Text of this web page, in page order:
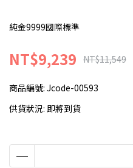
純金9999國際標準
NT$9,239 NT$11,549
商品編號: Jcode-00593
供貨狀況: 即將到貨